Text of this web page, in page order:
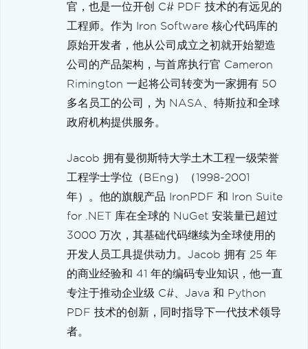
官，也是一位开创 C# PDF 技术的有远见的
工程师。作为 Iron Software 核心代码库的
原始开发者，他从公司成立之初就开始塑造
公司的产品架构，与首席执行官 Cameron
Rimington 一起将公司转变为一家拥有 50
多名员工的公司，为 NASA、特斯拉和全球
政府机构提供服务。
Jacob 拥有曼彻斯特大学土木工程一级荣誉
工程学士学位（BEng）（1998-2001
年）。他的旗舰产品 IronPDF 和 Iron Suite
for .NET 库在全球的 NuGet 安装量已超过
3000 万次，其基础代码继续为全球使用的
开发人员工具提供动力。Jacob 拥有 25 年
的商业经验和 41 年的编码专业知识，他一直
专注于推动企业级 C#、Java 和 Python
PDF 技术的创新，同时指导下一代技术领导
者。